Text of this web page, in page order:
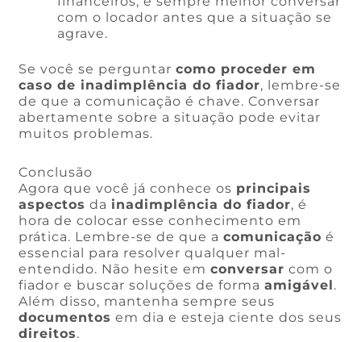
com o locador antes que a situação se
agrave.
Se você se perguntarcomo proceder em
caso de inadimplência do fiador, lembre-se
de que a comunicação é chave. Conversar
abertamente sobre a situação pode evitar
muitos problemas.
Conclusão
Agora que você já conhece os principais
aspectos da inadimplência do fiador, é
hora de colocar esse conhecimento em
prática. Lembre-se de que acomunicação é
essencial para resolver qualquer mal-
entendido. Não hesite emconversar com o
fiador e buscar soluções de formaamigável.
Além disso, mantenha sempre seus
documentos em dia e esteja ciente dos seus
direitos.